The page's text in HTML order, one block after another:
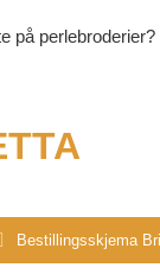
på perlebroderier?
Bestillingsskjema